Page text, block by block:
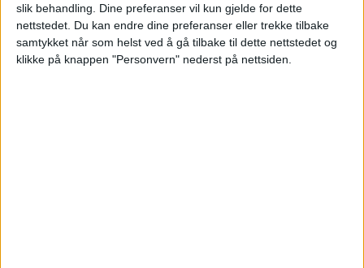
slik behandling. Dine preferanser vil kun gjelde for dette
nettstedet. Du kan endre dine preferanser eller trekke tilbake
samtykket når som helst ved å gå tilbake til dette nettstedet og
klikke på knappen "Personvern" nederst på nettsiden.
Østlandssendingen
— Det har vært veldig gøy for oss som unge